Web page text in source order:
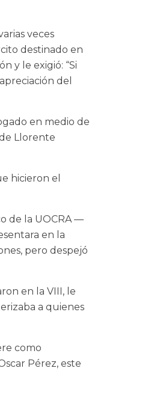
veces
destinado en
y le exigió: “Si
del
en medio de
Llorente
hicieron el
de la UOCRA —
en la
pero despejó
en la VIII, le
a quienes
como
Pérez, este